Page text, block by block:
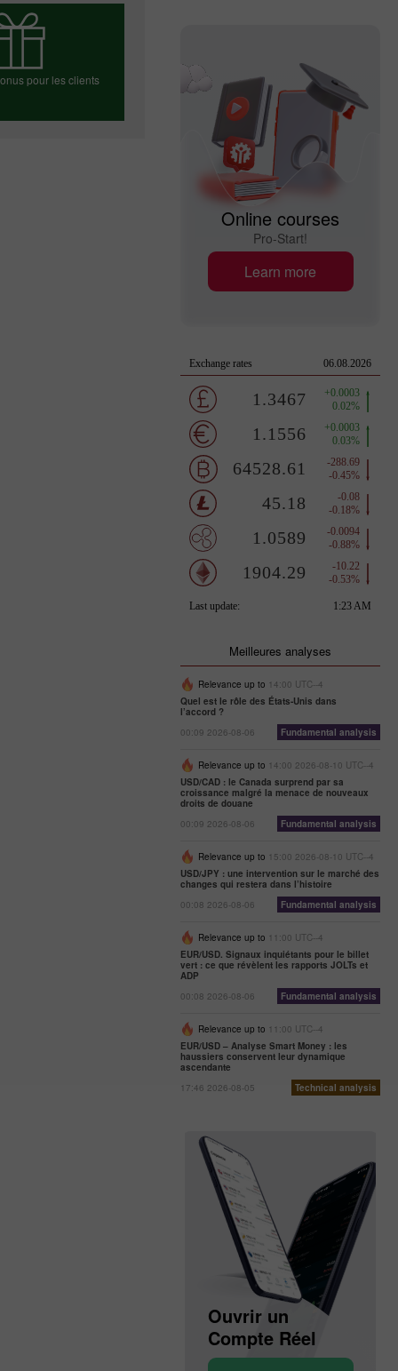
pour les clients
Online courses
Pro-Start!
Learn more
Meilleures analyses
Relevance up to 14:00 UTC--4
Quel est le rôle des États-Unis dans
l’accord ?
00:09 2026-08-06
Fundamental analysis
Relevance up to 14:00 2026-08-10 UTC--4
USD/CAD : le Canada surprend par sa
croissance malgré la menace de nouveaux
droits de douane
00:09 2026-08-06
Fundamental analysis
Relevance up to 15:00 2026-08-10 UTC--4
USD/JPY : une intervention sur le marché des
changes qui restera dans l’histoire
00:08 2026-08-06
Fundamental analysis
Relevance up to 11:00 UTC--4
EUR/USD. Signaux inquiétants pour le billet
vert : ce que révèlent les rapports JOLTs et
ADP
00:08 2026-08-06
Fundamental analysis
Relevance up to 11:00 UTC--4
EUR/USD – Analyse Smart Money : les
haussiers conservent leur dynamique
ascendante
17:46 2026-08-05
Technical analysis
Ouvrir un
Compte Réel